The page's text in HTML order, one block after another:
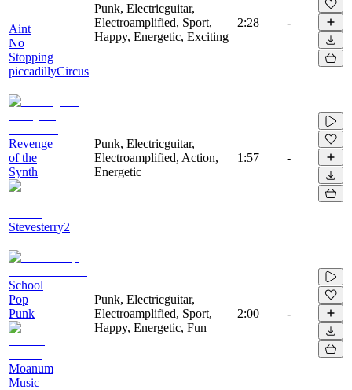
Aint
No
Stopping
piccadillyCircus
Punk, Electricguitar,
Electroamplified, Sport,
Happy, Energetic, Exciting
2:28 -
Revenge
of the
Synth
Stevesterry2
Punk, Electricguitar,
Electroamplified, Action,
Energetic
1:57 -
School
Pop
Punk
Moanum
Music
Punk, Electricguitar,
Electroamplified, Sport,
Happy, Energetic, Fun
2:00 -